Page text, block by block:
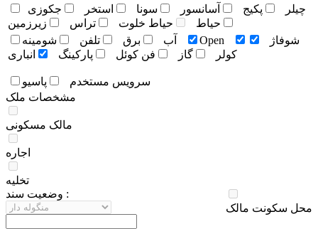
چيلر
پکيج آسانسور سونا استخر
جکوزی
حياط
حياط خلوت تراس
زيرزمين
آب
برق تلفن شومينه Open
شوفاژ
کولر
گاز فن کوئل پارکينگ انباری
سرويس مستخدم
پاسيو
مشخصات ملک
مالک مسکونی
اجاره
تخلیه
محل سکونت مالک
وضعيت سند :